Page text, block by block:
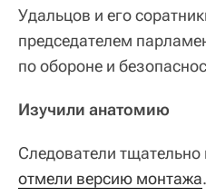
Удальцов и его
председателем
по обороне и
Изучили анатомию
Следователи
отмели версию монтажа